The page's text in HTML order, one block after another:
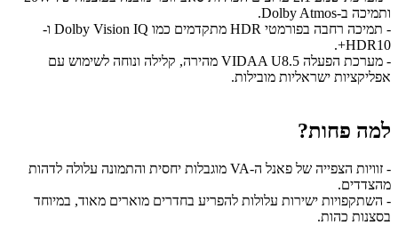
ותמיכה ב-Dolby Atmos.
- תמיכה רחבה בפורמטי HDR מתקדמים כמו Dolby Vision IQ ו-
HDR10+.
- מערכת הפעלה VIDAA U8.5 מהירה, קלילה ונוחה לשימוש עם
אפליקציות ישראליות מובילות.
למה פחות?
- זוויות הצפייה של פאנל ה-VA מוגבלות יחסית והתמונה עלולה לדהות
מהצדדים.
- השתקפויות ישירות עלולות להפריע בחדרים מוארים מאוד, במיוחד
בסצנות כהות.